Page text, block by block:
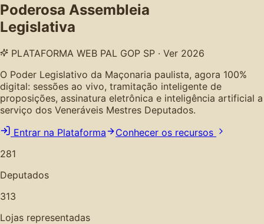
Poderosa Assembleia
Legislativa
PLATAFORMA WEB PAL GOP SP · Ver 2026
O Poder Legislativo da Maçonaria paulista, agora 100%
digital: sessões ao vivo, tramitação inteligente de
proposições, assinatura eletrônica e inteligência artificial a
serviço dos Veneráveis Mestres Deputados.
Entrar na Plataforma
Conhecer os recursos
281
Deputados
313
Lojas representadas